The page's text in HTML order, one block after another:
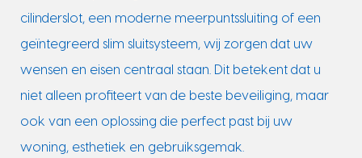
cilinderslot, een moderne meerpuntssluiting of een
geïntegreerd slim sluitsysteem, wij zorgen dat uw
wensen en eisen centraal staan. Dit betekent dat u
niet alleen profiteert van de beste beveiliging, maar
ook van een oplossing die perfect past bij uw
woning, esthetiek en gebruiksgemak.